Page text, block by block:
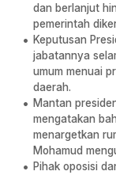
dan berlanjut
pemerintah
Keputusan
jabatannya
umum menuai
daerah.
Mantan
mengatakan
menargetkan
Mohamud
Pihak oposisi